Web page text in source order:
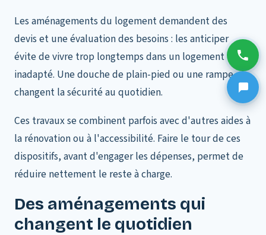
Les aménagements du logement demandent des
devis et une évaluation des besoins : les anticiper
évite de vivre trop longtemps dans un logement
inadapté. Une douche de plain-pied ou une rampe
changent la sécurité au quotidien.
Ces travaux se combinent parfois avec d'autres aides à
la rénovation ou à l'accessibilité. Faire le tour de ces
dispositifs, avant d'engager les dépenses, permet de
réduire nettement le reste à charge.
Des aménagements qui
changent le quotidien